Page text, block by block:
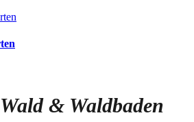
& Waldbaden